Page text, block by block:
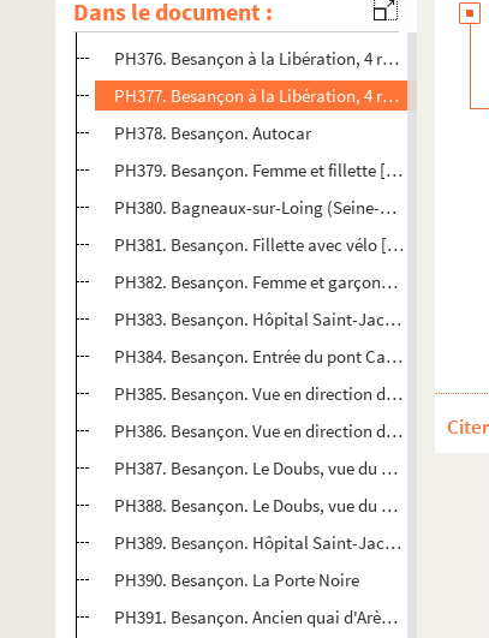
Dans le document :
PH375. Besançon. Jeune femme dans un parc
PH376. Besançon à la Libération, 4 rue du
PH377. Besançon à la Libération, 4 rue du
PH378. Besançon. Autocar
PH379. Besançon. Femme et fillette [légende ms.
PH380. Bagneaux-sur-Loing (Seine-et-Marne).
PH381. Besançon. Fillette avec vélo [légende ms.
PH382. Besançon. Femme et garçonnet
PH383. Besançon. Hôpital Saint-Jacques
PH384. Besançon. Entrée du pont Canot, avec
PH385. Besançon. Vue en direction de la citadelle
PH386. Besançon. Vue en direction de la citadelle
PH387. Besançon. Le Doubs, vue du quai Veil-
PH388. Besançon. Le Doubs, vue du quai Veil-
PH389. Besançon. Hôpital Saint-Jacques
PH390. Besançon. La Porte Noire
PH391. Besançon. Ancien quai d'Arènes [actuel